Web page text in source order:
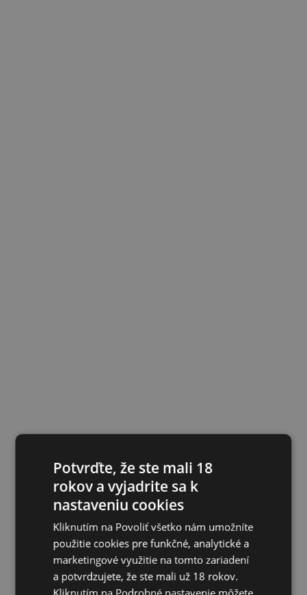
Potvrďte, že ste mali 18
rokov a vyjadrite sa k
nastaveniu cookies
Kliknutím na Povoliť všetko nám umožníte
použitie cookies pre funkčné, analytické a
marketingové využitie na tomto zariadení
a potvrdzujete, že ste mali už 18 rokov.